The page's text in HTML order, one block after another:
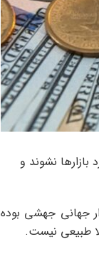
نشوند و
جهانی جهشی بوده
طبیعی نیست.